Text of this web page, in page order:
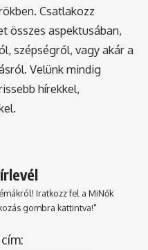
Csatlakozz
összes aspektusában,
szépségről, vagy akár a
Velünk mindig
hírekkel,
Iratkozz fel a MiNők
gombra kattintva!"